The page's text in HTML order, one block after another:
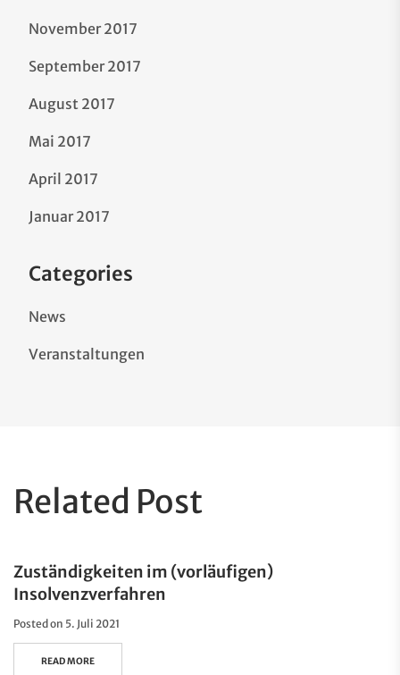
November 2017
September 2017
August 2017
Mai 2017
April 2017
Januar 2017
Categories
News
Veranstaltungen
Related Post
Zuständigkeiten im (vorläufigen)
Insolvenzverfahren
Posted on 5. Juli 2021
READ MORE